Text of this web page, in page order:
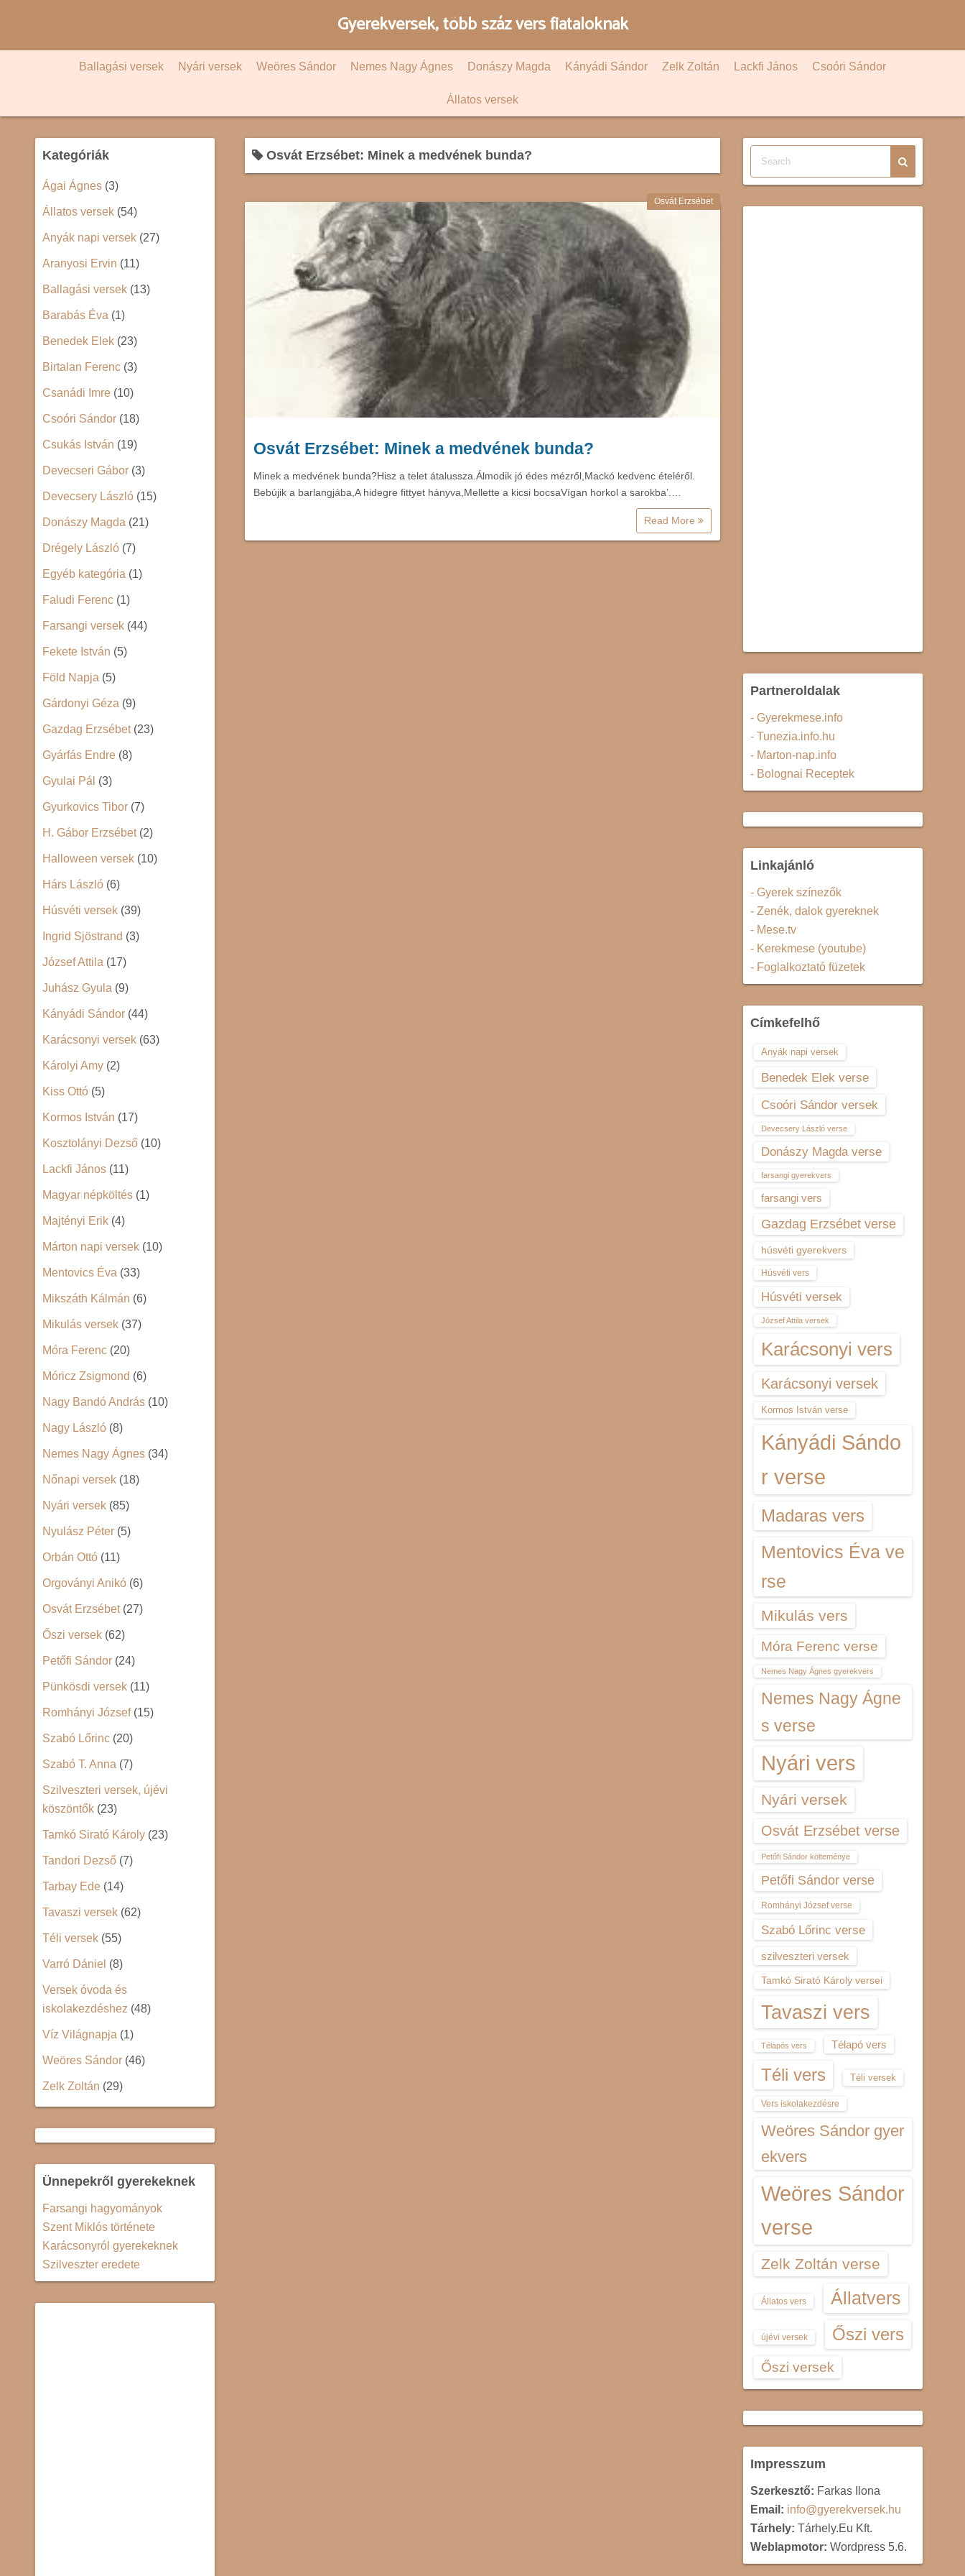
c
Gyerekversek, több száz vers fiataloknak
Ballagási versek Nyári versek Weöres Sándor Nemes Nagy Ágnes Donászy Magda Kányádi Sándor Zelk Zoltán Lackfi János Csoóri Sándor
Állatos versek
Osvát Erzsébet: Minek a medvének bunda?
Osvát Erzsébet
Osvát Erzsébet: Minek a medvének bunda?
Minek a medvének bunda?Hisz a telet átalussza.Álmodik jó édes mézről,Mackó kedvenc ételéről.
Bebújik a barlangjába,A hidegre fittyet hányva,Mellette a kicsi bocsaVígan horkol a sarokba’.…
Read More
Kategóriák
Ágai Ágnes (3)
Állatos versek (54)
Anyák napi versek (27)
Aranyosi Ervin (11)
Ballagási versek (13)
Barabás Éva (1)
Benedek Elek (23)
Birtalan Ferenc (3)
Csanádi Imre (10)
Csoóri Sándor (18)
Csukás István (19)
Devecseri Gábor (3)
Devecsery László (15)
Donászy Magda (21)
Drégely László (7)
Egyéb kategória (1)
Faludi Ferenc (1)
Farsangi versek (44)
Fekete István (5)
Föld Napja (5)
Gárdonyi Géza (9)
Gazdag Erzsébet(23)
Gyárfás Endre (8)
Gyulai Pál (3)
Gyurkovics Tibor (7)
H. Gábor Erzsébet(2)
Halloween versek (10)
Hárs László (6)
Húsvéti versek (39)
Ingrid Sjöstrand (3)
József Attila (17)
Juhász Gyula (9)
Kányádi Sándor (44)
Karácsonyi versek (63)
Károlyi Amy (2)
Kiss Ottó (5)
Kormos István (17)
Kosztolányi Dezső (10)
Lackfi János (11)
Magyar népköltés (1)
Majtényi Erik (4)
Márton napi versek (10)
Mentovics Éva (33)
Mikszáth Kálmán (6)
Mikulás versek (37)
Móra Ferenc (20)
Móricz Zsigmond (6)
Nagy Bandó András (10)
Nagy László (8)
Nemes Nagy Ágnes (34)
Nőnapi versek (18)
Nyári versek (85)
Nyulász Péter (5)
Orbán Ottó (11)
Orgoványi Anikó (6)
Osvát Erzsébet(27)
Őszi versek (62)
Petőfi Sándor (24)
Pünkösdi versek (11)
Romhányi József(15)
Szabó Lőrinc (20)
Szabó T. Anna (7)
Szilveszteri versek, újévi
köszöntők (23)
Tamkó Sirató Károly (23)
Tandori Dezső (7)
Tarbay Ede (14)
Tavaszi versek (62)
Téli versek (55)
Varró Dániel (8)
Versek óvoda és
iskolakezdéshez (48)
Víz Világnapja (1)
Weöres Sándor (46)
Zelk Zoltán (29)
Ünnepekről gyerekeknek
Farsangi hagyományok
Szent Miklós története
Karácsonyról gyerekeknek
Szilveszter eredete
Partneroldalak
- Gyerekmese.info
- Tunezia.info.hu
- Marton-nap.info
- Bolognai Receptek
Linkajánló
- Gyerek színezők
- Zenék, dalok gyereknek
- Mese.tv
- Kerekmese (youtube)
- Foglalkoztató füzetek
Címkefelhő
Anyák napi versek
Benedek Elek verse
Csoóri Sándor versek
Devecsery László verse
Donászy Magda verse
farsangi gyerekvers
farsangi vers
Gazdag Erzsébet verse
húsvéti gyerekvers
Húsvéti vers
Húsvéti versek
József Attila versek
Karácsonyi vers
Karácsonyi versek
Kormos István verse
Kányádi Sándo
r verse
Madaras vers
Mentovics Éva ve
rse
Mikulás vers
Móra Ferenc verse
Nemes Nagy Ágnes gyerekvers
Nemes Nagy Ágne
s verse
Nyári vers
Nyári versek
Osvát Erzsébet verse
Petőfi Sándor költeménye
Petőfi Sándor verse
Romhányi József verse
Szabó Lőrinc verse
szilveszteri versek
Tamkó Sirató Károly versei
Tavaszi vers
Télapós vers Télapó vers
Téli vers Téli versek
Vers iskolakezdésre
Weöres Sándor gyer
ekvers
Weöres Sándor
verse
Zelk Zoltán verse
Állatos vers Állatvers
újévi versek Őszi vers
Őszi versek
Impresszum
Szerkesztő: Farkas Ilona
Email: info@gyerekversek.hu
Tárhely: Tárhely.Eu Kft.
Weblapmotor: Wordpress 5.6.